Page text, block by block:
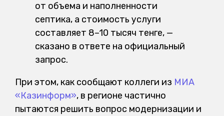
от объема и наполненности
септика, а стоимость услуги
составляет 8–10 тысяч тенге, —
сказано в ответе на официальный
запрос.
При этом, как сообщают коллеги из МИА
«Казинформ», в регионе частично
пытаются решить вопрос модернизации и